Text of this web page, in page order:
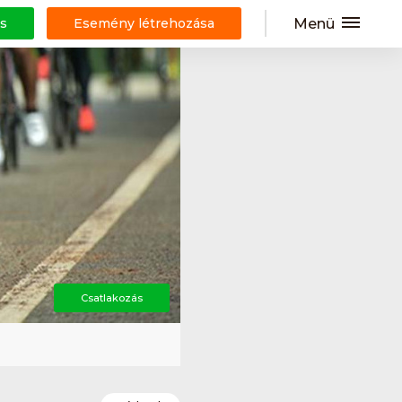
Esemény létrehozása Menü
Csatlakozás